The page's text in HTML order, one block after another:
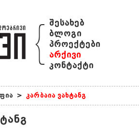
{ შესახებ
ბლოგი
პროექტები
არქივი
კონტაქტი
> კარბაია ვახტანგ